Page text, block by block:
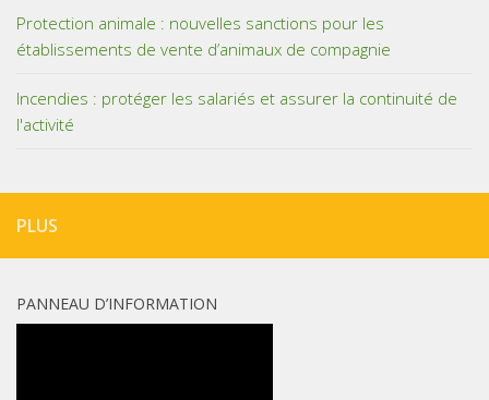
Protection animale : nouvelles sanctions pour les
établissements de vente d’animaux de compagnie
Incendies : protéger les salariés et assurer la continuité de
l'activité
PLUS
PANNEAU D’INFORMATION